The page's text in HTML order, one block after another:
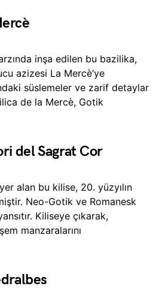
inşa edilen bu bazilika,
azizesi La Mercè’ye
süslemeler ve zarif detaylar
de la Mercè, Gotik
del Sagrat Cor
alan bu kilise, 20. yüzyılın
Neo-Gotik ve Romanesk
Kiliseye çıkarak,
manzaralarını